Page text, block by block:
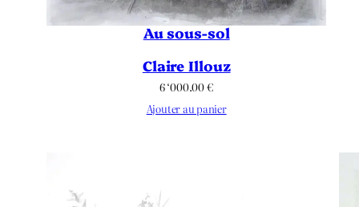
Au sous-sol
Claire Illouz
6 ‘000.00€
Ajouter au panier